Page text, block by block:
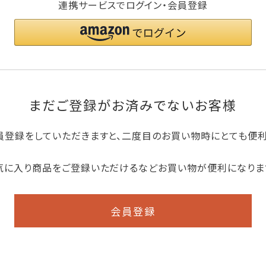
連携サービスでログイン・会員登録
まだご登録がお済みでないお客様
登録をしていただきますと、二度目のお買い物時にとても便
に入り商品をご登録いただけるなどお買い物が便利になりま
会員登録